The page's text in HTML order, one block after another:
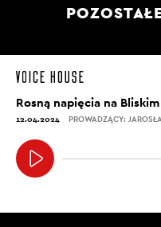
Rosną napięcia na
12.04.2024 PROWADZĄCY: